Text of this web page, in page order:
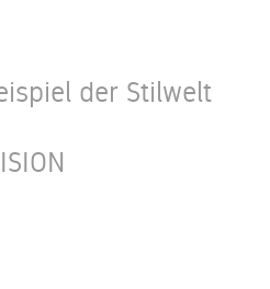
der Stilwelt